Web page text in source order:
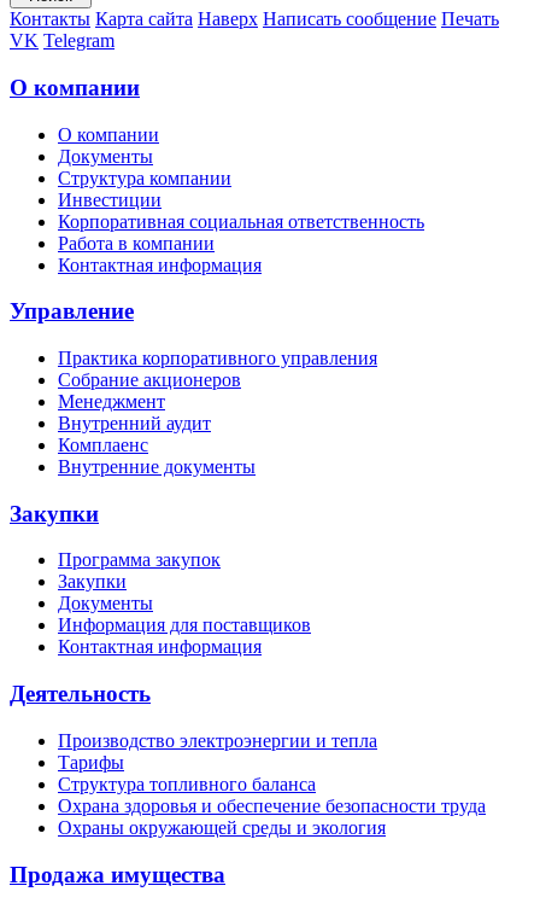
Контакты Карта сайта Наверх Написать сообщение Печать
VK Telegram
О компании
О компании
Документы
Структура компании
Инвестиции
Корпоративная социальная ответственность
Работа в компании
Контактная информация
Управление
Практика корпоративного управления
Собрание акционеров
Менеджмент
Внутренний аудит
Комплаенс
Внутренние документы
Закупки
Программа закупок
Закупки
Документы
Информация для поставщиков
Контактная информация
Деятельность
Производство электроэнергии и тепла
Тарифы
Структура топливного баланса
Охрана здоровья и обеспечение безопасности труда
Охраны окружающей среды и экология
Продажа имущества